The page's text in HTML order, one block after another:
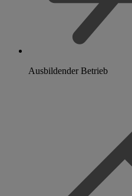
Ausbildender Betrieb